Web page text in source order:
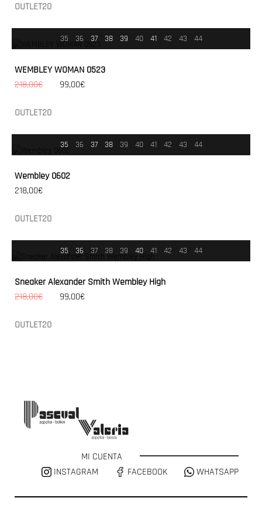
OUTLET20
35 36 37 38 39 40 41 42 43 44
WEMBLEY WOMAN 0523
218,00€
99,00€
OUTLET20
35 36 37 38 39 40 41 42 43 44
Wembley 0602
218,00€
OUTLET20
35 36 37 38 39 40 41 42 43 44
Sneaker Alexander Smith Wembley High
218,00€
99,00€
OUTLET20
MI CUENTA
INSTAGRAM
FACEBOOK WHATSAPP